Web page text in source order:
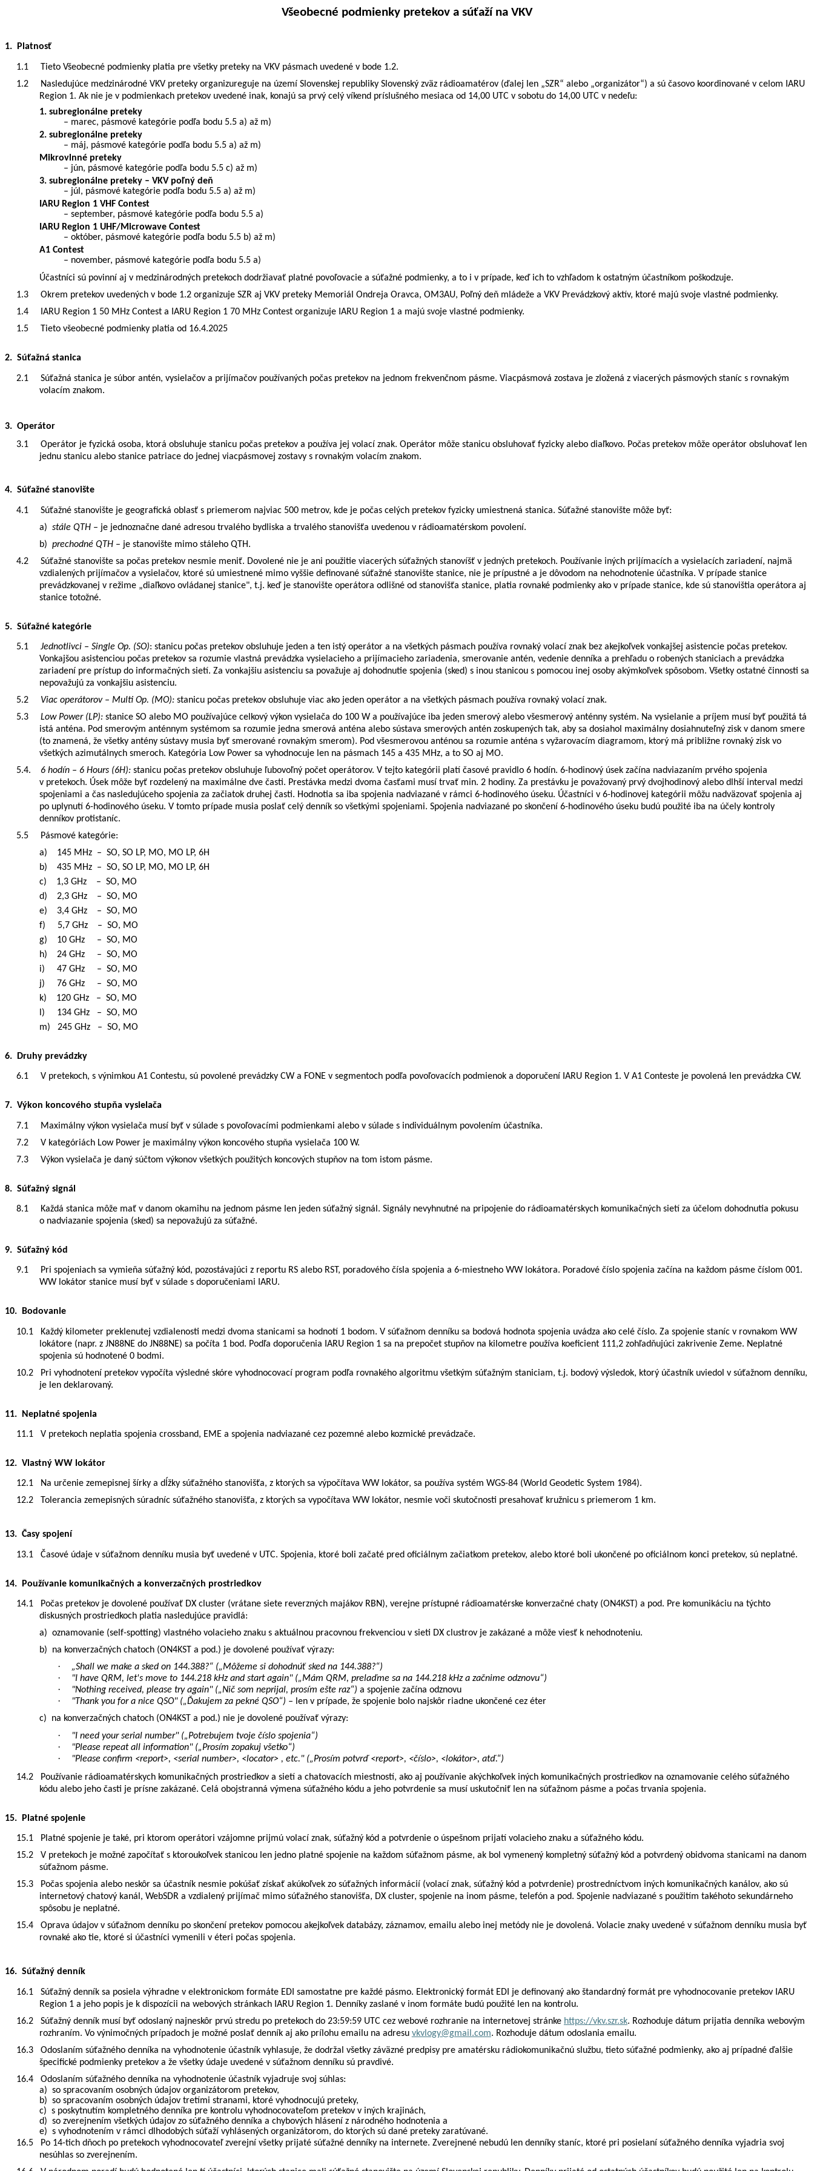
Všeobecné podmienky pretekov a súťaží na VKV
1. Platnosť
1.1 Tieto Všeobecné podmienky platia pre všetky preteky na VKV pásmach uvedené v bode 1.2.
1.2
Nasledujúce medzinárodné VKV preteky organizureguje na území Slovenskej republiky Slovenský zväz rádioamatérov (ďalej len „SZR“ alebo „organizátor“) a sú časovo koordinované v celom IARU
Region 1. Ak nie je v podmienkach pretekov uvedené inak, konajú sa prvý celý víkend príslušného mesiaca od 14,00 UTC v sobotu do 14,00 UTC v nedeľu:
1. subregionálne preteky
– marec, pásmové kategórie podľa bodu 5.5 a) ažm)
2. subregionálne preteky
– máj, pásmové kategórie podľa bodu 5.5 a) až m)
Mikrovlnné preteky
– jún, pásmové kategórie podľa bodu 5.5 c) až m)
3. subregionálne preteky – VKV poľný deň
– júl, pásmové kategórie podľa bodu 5.5 a) až m)
IARU Region 1 VHF Contest
– september, pásmové kategórie podľa bodu 5.5 a)
IARU Region 1 UHF/Microwave Contest
– október, pásmové kategórie podľa bodu 5.5 b) až m)
A1 Contest
– november, pásmové kategórie podľa bodu 5.5 a)
Účastníci sú povinní aj v medzinárodných pretekoch dodržiavať platné povoľovacie a súťažné podmienky, a to i v prípade, keď ich to vzhľadom k ostatným účastníkom poškodzuje.
1.3
Okrem pretekov uvedených v bode 1.2 organizuje SZR aj VKV preteky Memoriál Ondreja Oravca, OM3AU, Poľný deň mládeže a VKV Prevádzkový aktív, ktoré majú svoje vlastné podmienky.
1.4
IARU Region 1 50 MHz Contest a IARU Region 1 70 MHz Contest organizuje IARU Region 1 a majú svoje vlastné podmienky.
1.5
Tieto všeobecné podmienky platia od 16.4.2025
2. Súťažná stanica
2.1
Súťažná stanica je súbor antén, vysielačov a prijímačov používaných počas pretekov na jednom frekvenčnom pásme. Viacpásmová zostava je zložená z viacerých pásmových staníc s rovnakým
volacím znakom.
3. Operátor
3.1
Operátor je fyzická osoba, ktorá obsluhuje stanicu počas pretekov a používa jej volací znak. Operátor môže stanicu obsluhovať fyzicky alebo diaľkovo. Počas pretekov môže operátor obsluhovať len
jednu stanicu alebo stanice patriace do jednej viacpásmovej zostavy s rovnakým volacím znakom.
4. Súťažné stanovište
4.1 Súťažné stanovište je geografická oblasť s priemerom najviac 500 metrov, kde je počas celých pretekov fyzicky umiestnená stanica. Súťažné stanovište môže byť:
a) stále QTH – je jednoznačne dané adresou trvalého bydliska a trvalého stanovišťa uvedenou v rádioamatérskom povolení.
b) prechodné QTH – je stanovište mimo stáleho QTH.
4.2
Súťažné stanovište sa počas pretekov nesmie meniť. Dovolené nie je ani použitie viacerých súťažných stanovíšť v jedných pretekoch. Používanie iných prijímacích a vysielacích zariadení, najmä
vzdialených prijímačov a vysielačov, ktoré sú umiestnené mimo vyššie definované súťažné stanovište stanice, nie je prípustné a je dôvodom na nehodnotenie účastníka. V prípade stanice
prevádzkovanej v režime „diaľkovo ovládanej stanice", t.j. keď je stanovište operátora odlišné od stanovišťa stanice, platia rovnaké podmienky ako v prípade stanice, kde sú stanovištia operátora aj
stanice totožné.
5. Súťažné kategórie
5.1 Jednotlivci – Single Op. (SO): stanicu počas pretekov obsluhuje jeden a ten istý operátor a na všetkých pásmach používa rovnaký volací znak bez akejkoľvek vonkajšej asistencie počas pretekov.
Vonkajšou asistenciou počas pretekov sa rozumie vlastná prevádzka vysielacieho a prijímacieho zariadenia, smerovanie antén, vedenie denníka a prehľadu o robených staniciach a prevádzka
zariadení pre prístup do informačných sietí. Za vonkajšiu asistenciu sa považuje aj dohodnutie spojenia (sked) s inou stanicou s pomocou inej osoby akýmkoľvek spôsobom. Všetky ostatné činnosti sa
nepovažujú za vonkajšiu asistenciu.
5.2 Viac operátorov – Multi Op. (MO):stanicu počas pretekov obsluhuje viac ako jeden operátor a na všetkých pásmach používa rovnaký volací znak.
5.3
Low Power (LP):stanice SO alebo MO používajúce celkový výkon vysielača do 100 W a používajúce iba jeden smerový alebo všesmerový anténny systém. Na vysielanie a príjem musí byť použitá tá
istá anténa. Pod smerovým anténnym systémom sa rozumie jedna smerová anténa alebo sústava smerových antén zoskupených tak, aby sa dosiahol maximálny dosiahnuteľný zisk v danom smere
(to znamená, že všetky antény sústavy musia byť smerované rovnakým smerom). Pod všesmerovou anténou sa rozumie anténa s vyžarovacím diagramom, ktorý má približne rovnaký zisk vo
všetkých azimutálnych smeroch. Kategória Low Power sa vyhodnocuje len na pásmach 145 a 435 MHz, a to SO aj MO.
5.4.
6 hodín – 6 Hours (6H):stanicu počas pretekov obsluhuje ľubovoľný počet operátorov. V tejto kategórii platí časové pravidlo 6 hodín. 6-hodinový úsek začína nadviazaním prvého spojenia
v pretekoch. Úsek môže byť rozdelený na maximálne dve časti. Prestávka medzi dvoma časťami musí trvať min. 2 hodiny. Za prestávku je považovaný prvý dvojhodinový alebo dlhší interval medzi
spojeniami a čas nasledujúceho spojenia za začiatok druhej časti. Hodnotia sa iba spojenia nadviazané v rámci 6-hodinového úseku. Účastníci v 6-hodinovej kategórii môžu nadväzovať spojenia aj
po uplynutí 6-hodinového úseku. V tomto prípade musia poslať celý denník so všetkými spojeniami. Spojenia nadviazané po skončení 6-hodinového úseku budú použité iba na účely kontroly
denníkov protistaníc.
5.5
Pásmové kategórie:
a)
145 MHz – SO, SO LP, MO, MO LP, 6H
b)
435 MHz – SO, SO LP, MO, MO LP, 6H
c)
1,3 GHz – SO, MO
d)
2,3 GHz – SO, MO
e)
3,4 GHz – SO, MO
f)
5,7 GHz – SO, MO
g)
10 GHz – SO, MO
h)
24 GHz – SO, MO
i)
47 GHz – SO, MO
j)
76 GHz – SO, MO
k)
120 GHz – SO, MO
l)
134 GHz – SO, MO
m)
245 GHz – SO, MO
6. Druhy prevádzky
6.1 V pretekoch, s výnimkou A1 Contestu, sú povolené prevádzky CW a FONE v segmentoch podľa povoľovacích podmienok a doporučení IARU Region 1. V A1 Conteste je povolená len prevádzka CW.
7. Výkon koncového stupňa vysielača
7.1 Maximálny výkon vysielača musí byť v súlade s povoľovacími podmienkami alebo v súlade s individuálnym povolením účastníka.
7.2 V kategóriách Low Power je maximálny výkon koncového stupňa vysielača 100 W.
7.3 Výkon vysielača je daný súčtom výkonov všetkých použitých koncových stupňov na tom istom pásme.
8. Súťažný signál
8.1 Každá stanica môže mať v danom okamihu na jednom pásme len jeden súťažný signál. Signály nevyhnutné na pripojenie do rádioamatérskych komunikačných sietí za účelom dohodnutia pokusu
o nadviazanie spojenia (sked) sa nepovažujú za súťažné.
9. Súťažný kód
9.1 Pri spojeniach sa vymieňa súťažný kód, pozostávajúci z reportu RS alebo RST, poradového čísla spojenia a 6-miestneho WW lokátora. Poradové číslo spojenia začína na každom pásme číslom 001.
WW lokátor stanice musí byť v súlade s doporučeniami IARU.
10. Bodovanie
10.1
Každý kilometer preklenutej vzdialenosti medzi dvoma stanicami sa hodnotí 1 bodom. V súťažnom denníku sa bodová hodnota spojenia uvádza ako celé číslo. Za spojenie staníc v rovnakom WW
lokátore (napr. z JN88NE do JN88NE) sa počíta 1 bod. Podľa doporučenia IARU Region 1 sa na prepočet stupňov na kilometre používa koeficient 111,2 zohľadňujúci zakrivenie Zeme. Neplatné
spojenia sú hodnotené 0 bodmi.
10.2
Pri vyhodnotení pretekov vypočíta výsledné skóre vyhodnocovací program podľa rovnakého algoritmu všetkým súťažným staniciam, t.j. bodový výsledok, ktorý účastník uviedol v súťažnom denníku,
je len deklarovaný.
11. Neplatné spojenia
11.1 V pretekoch neplatia spojenia crossband, EME a spojenia nadviazané cez pozemné alebo kozmické prevádzače.
12. Vlastný WW lokátor
12.1
Na určenie zemepisnej šírky a dĺžky súťažného stanovišťa, z ktorých sa výpočítava WW lokátor, sa používa systém WGS-84 (World Geodetic System 1984).
12.2
Tolerancia zemepisných súradníc súťažného stanovišťa, z ktorých sa vypočítava WW lokátor, nesmie voči skutočnosti presahovať kružnicu s priemerom 1 km.
13. Časy spojení
13.1 Časové údaje v súťažnom denníku musia byť uvedené v UTC. Spojenia, ktoré boli začaté pred oficiálnym začiatkom pretekov, alebo ktoré boli ukončené po oficiálnom konci pretekov, sú neplatné.
14. Používanie komunikačných a konverzačných prostriedkov
14.1 Počas pretekov je dovolené používať DX cluster (vrátane siete reverzných majákov RBN), verejne prístupné rádioamatérske konverzačné chaty (ON4KST) a pod. Pre komunikáciu na týchto
diskusných prostriedkoch platia nasledujúce pravidlá:
a) oznamovanie (self-spotting) vlastného volacieho znaku s aktuálnou pracovnou frekvenciou v sieti DX clustrov je zakázané a môže viesť k nehodnoteniu.
b)
na konverzačných chatoch (ON4KST a pod.) je dovolené používať výrazy:
· „Shall we make a sked on 144.388?“ („Môžeme si dohodnúť sked na 144.388?“)
· "I have QRM, let's move to 144.218 kHz and start again" („Mám QRM, prelaďme sa na 144.218 kHz a začnime odznovu“)
· "Nothing received, please try again" („Nič som neprijal, prosím ešte raz“) a spojenie začína odznovu
· "Thank you for a nice QSO" („Ďakujem za pekné QSO“) – len v prípade, že spojenie bolo najskôr riadne ukončené cez éter
c)
na konverzačných chatoch (ON4KST a pod.) nie je dovolené používať výrazy:
· "I need your serial number" („Potrebujem tvoje číslo spojenia“)
· "Please repeat all information" („Prosím zopakuj všetko“)
·
"Please confirm <report>, <serial number>, <locator> , etc." („Prosím potvrď <report>, <číslo>, <lokátor>, atď.“)
14.2
Používanie rádioamatérskych komunikačných prostriedkov a sietí a chatovacích miestností, ako aj používanie akýchkoľvek iných komunikačných prostriedkov na oznamovanie celého súťažného
kódu alebo jeho časti je prísne zakázané. Celá obojstranná výmena súťažného kódu a jeho potvrdenie sa musí uskutočniť len na súťažnom pásme a počas trvania spojenia.
15. Platné spojenie
15.1
Platné spojenie je také, pri ktorom operátori vzájomne prijmú volací znak, súťažný kód a potvrdenie o úspešnom prijatí volacieho znaku a súťažného kódu.
15.2
V pretekoch je možné započítať s ktoroukoľvek stanicou len jedno platné spojenie na každom súťažnom pásme, ak bol vymenený kompletný súťažný kód a potvrdený obidvoma stanicami na danom
súťažnom pásme.
15.3
Počas spojenia alebo neskôr sa účastník nesmie pokúšať získať akúkoľvek zo súťažných informácií (volací znak, súťažný kód a potvrdenie) prostredníctvom iných komunikačných kanálov, ako sú
internetový chatový kanál, WebSDR a vzdialený prijímač mimo súťažného stanovišťa, DX cluster, spojenie na inom pásme, telefón a pod. Spojenie nadviazané s použitím takéhoto sekundárneho
spôsobu je neplatné.
15.4
Oprava údajov v súťažnom denníku po skončení pretekov pomocou akejkoľvek databázy, záznamov, emailu alebo inej metódy nie je dovolená. Volacie znaky uvedené v súťažnom denníku musia byť
rovnaké ako tie, ktoré si účastníci vymenili v éteri počas spojenia.
16. Súťažný denník
16.1 Súťažný denník sa posiela výhradne v elektronickom formáte EDI samostatne pre každé pásmo. Elektronický formát EDI je definovaný ako štandardný formát pre vyhodnocovanie pretekov IARU
Region 1 a jeho popis je k dispozícii na webových stránkach IARU Region 1. Denníky zaslané v inom formáte budú použité len na kontrolu.
16.2
Súťažný denník musí byť odoslaný najneskôr prvú stredu po pretekoch do 23:59:59 UTC cez webové rozhranie na internetovej stránke https://vkv.szr.sk. Rozhoduje dátum prijatia denníka webovým
rozhraním. Vo výnimočných prípadoch je možné poslať denník aj ako prílohu emailu na adresu vkvlogy@gmail.com. Rozhoduje dátum odoslania emailu.
16.3
Odoslaním súťažného denníka na vyhodnotenie účastník vyhlasuje, že dodržal všetky záväzné predpisy pre amatérsku rádiokomunikačnú službu, tieto súťažné podmienky, ako aj prípadné ďalšie
špecifické podmienky pretekov a že všetky údaje uvedené v súťažnom denníku sú pravdivé.
16.4
Odoslaním súťažného denníka na vyhodnotenie účastník vyjadruje svoj súhlas:
a) so spracovaním osobných údajov organizátorom pretekov,
b) so spracovaním osobných údajov tretími stranami, ktoré vyhodnocujú preteky,
c) s poskytnutím kompletného denníka pre kontrolu vyhodnocovateľom pretekov v iných krajinách,
d) so zverejnením všetkých údajov zo súťažného denníka a chybových hlásení z národného hodnotenia a
e) s vyhodnotením v rámci dlhodobých súťaží vyhlásených organizátorom, do ktorých sú dané preteky zaratúvané.
16.5
Po 14-tich dňoch po pretekoch vyhodnocovateľ zverejní všetky prijaté súťažné denníky na internete. Zverejnené nebudú len denníky staníc, ktoré pri posielaní súťažného denníka vyjadria svoj
nesúhlas so zverejnením.